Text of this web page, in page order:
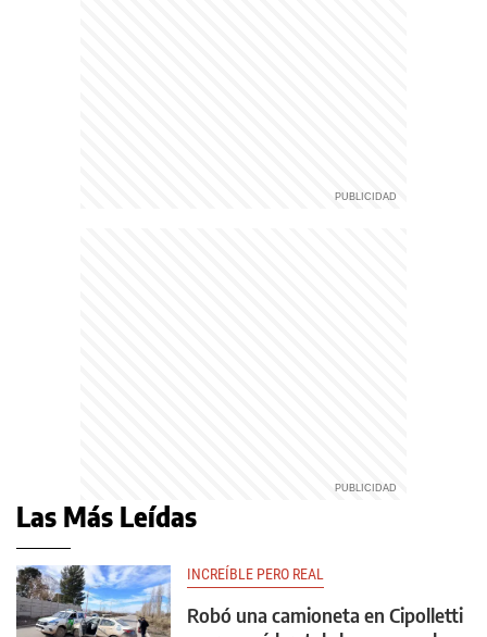
Las Más Leídas
INCREÍBLE PERO REAL
Robó una camioneta en Cipolletti